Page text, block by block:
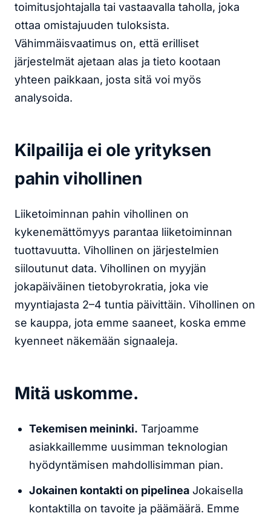
toimitusjohtajalla tai vastaavalla taholla, joka
ottaa omistajuuden tuloksista.
Vähimmäisvaatimus on, että erilliset
järjestelmät ajetaan alas ja tieto kootaan
yhteen paikkaan, josta sitä voi myös
analysoida.
Kilpailija ei ole yrityksen
pahin vihollinen
Liiketoiminnan pahin vihollinen on
kykenemättömyys parantaa liiketoiminnan
tuottavuutta. Vihollinen on järjestelmien
siiloutunut data. Vihollinen on myyjän
jokapäiväinen tietobyrokratia, joka vie
myyntiajasta 2–4 tuntia päivittäin. Vihollinen on
se kauppa, jota emme saaneet, koska emme
kyenneet näkemään signaaleja.
Mitä uskomme.
Tekemisen meininki. Tarjoamme
asiakkaillemme uusimman teknologian
hyödyntämisen mahdollisimman pian.
Jokainen kontakti on pipelinea Jokaisella
kontaktilla on tavoite ja päämäärä. Emme